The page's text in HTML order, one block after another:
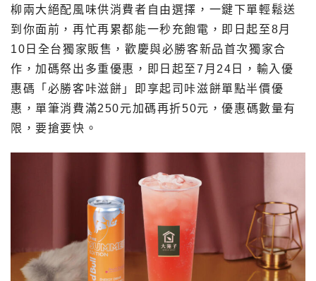
柳兩大絕配風味供消費者自由選擇，一鍵下單輕鬆送
到你面前，再忙再累都能一秒充飽電，即日起至8月
10日全台獨家販售，歡慶與必勝客新品首次獨家合
作，加碼祭出多重優惠，即日起至7月24日，輸入優
惠碼「必勝客咔滋餅」即享起司咔滋餅單點半價優
惠，單筆消費滿250元加碼再折50元，優惠碼數量有
限，要搶要快。